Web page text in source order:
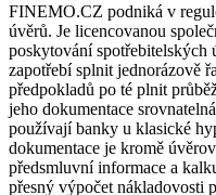
FINEMO.CZ podniká v
úvěrů. Je licencovanou
poskytování spotřebitelských
zapotřebí splnit jednorázově
předpokladů po té plnit
jeho dokumentace
používají banky u klasické
dokumentace je kromě
předsmluvní informace a
přesný výpočet nákladovosti